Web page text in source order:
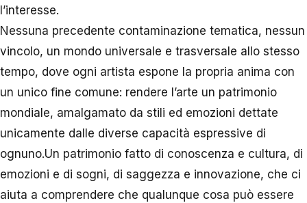
l’interesse.
Nessuna precedente contaminazione tematica, nessun
vincolo, un mondo universale e trasversale allo stesso
tempo, dove ogni artista espone la propria anima con
un unico fine comune: rendere l’arte un patrimonio
mondiale, amalgamato da stili ed emozioni dettate
unicamente dalle diverse capacità espressive di
ognuno.Un patrimonio fatto di conoscenza e cultura, di
emozioni e di sogni, di saggezza e innovazione, che ci
aiuta a comprendere che qualunque cosa può essere